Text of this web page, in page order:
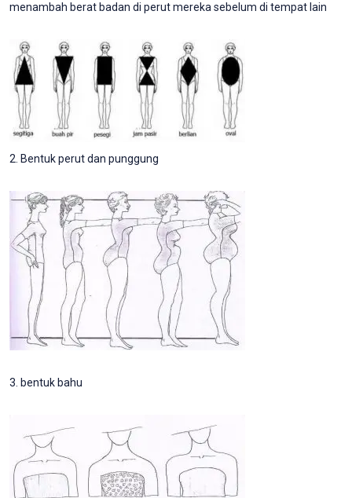
menambah berat badan di perut mereka sebelum di tempat lain
2. Bentuk perut dan punggung
3. bentuk bahu